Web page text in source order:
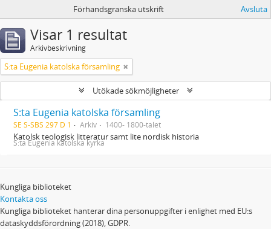
Förhandsgranska utskrift Avsluta
Visar 1 resultat
Arkivbeskrivning
S:ta Eugenia katolska församling
Utökade sökmöjligheter
S:ta Eugenia katolska församling
SE S-SBS 297 D 1 Arkiv 1400- 1800-talet
Katolsk teologisk litteratur samt lite nordisk historia
S:ta Eugenia katolska kyrka
Kungliga biblioteket
Kontakta oss
Kungliga biblioteket hanterar dina personuppgifter i enlighet med EU:s
dataskyddsförordning (2018), GDPR.